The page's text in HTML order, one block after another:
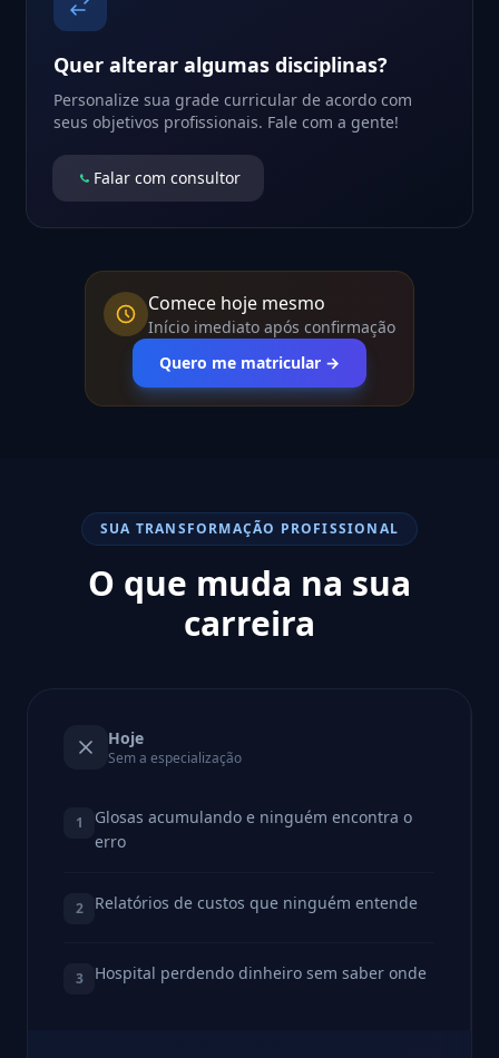
Quer alterar algumas disciplinas?
Personalize sua grade curricular de acordo com
seus objetivos profissionais. Fale com a gente!
Falar com consultor
Comece hoje mesmo
Início imediato após confirmação
Quero me matricular →
SUA TRANSFORMAÇÃO PROFISSIONAL
O que muda na sua
carreira
Hoje
Sem a especialização
1
Glosas acumulando e ninguém encontra o
erro
2 Relatórios de custos que ninguém entende
3 Hospital perdendo dinheiro sem saber onde